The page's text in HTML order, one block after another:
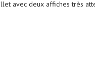
avec deux affiches très